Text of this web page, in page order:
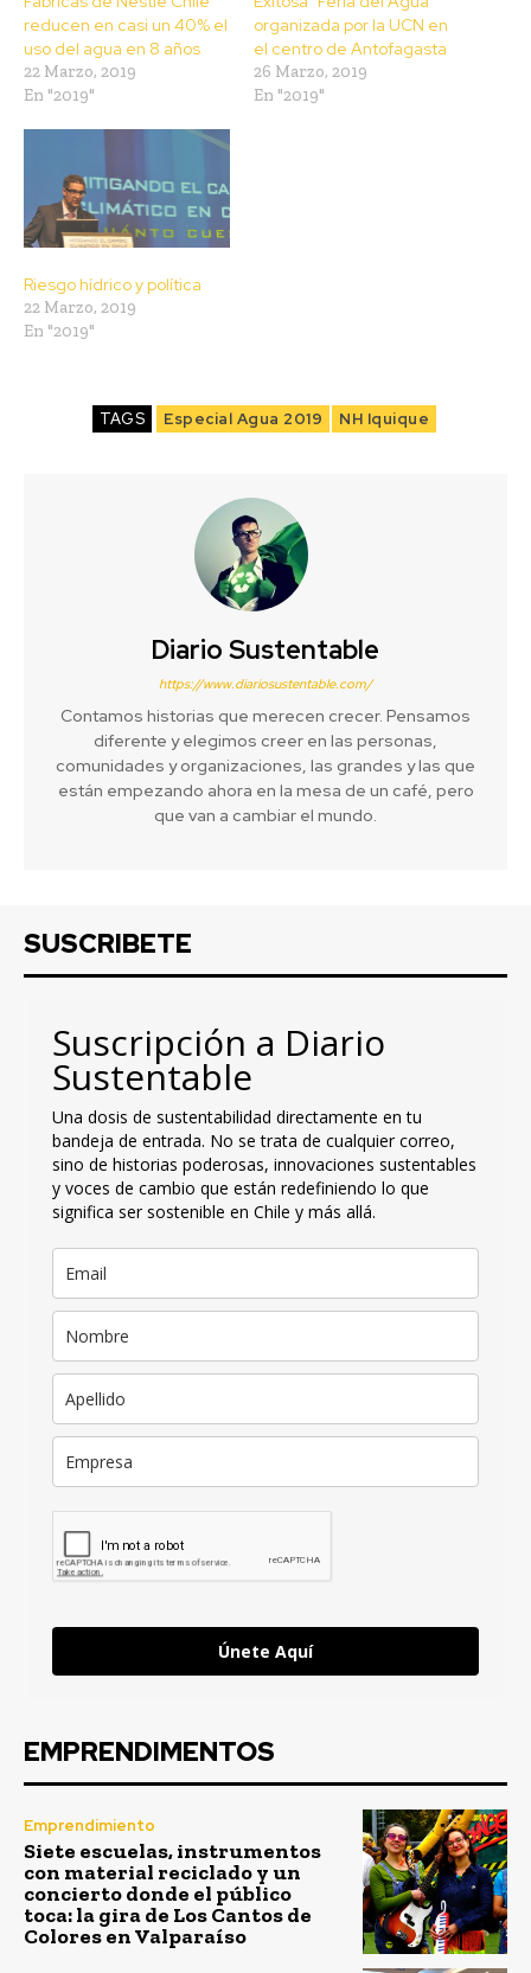
reducen en casi un 40% el
uso del agua en 8 años
22 Marzo, 2019
En "2019"
organizada por la UCN en
el centro de Antofagasta
26 Marzo, 2019
En "2019"
Riesgo hídrico y política
22 Marzo, 2019
En "2019"
TAGS Especial Agua 2019 NH Iquique
Diario Sustentable
https://www.diariosustentable.com/
Contamos historias que merecen crecer. Pensamos
diferente y elegimos creer en las personas,
comunidades y organizaciones, las grandes y las que
están empezando ahora en la mesa de un café, pero
que van a cambiar el mundo.
SUSCRIBETE
Suscripción a Diario
Sustentable
Una dosis de sustentabilidad directamente en tu
bandeja de entrada. No se trata de cualquier correo,
sino de historias poderosas, innovaciones sustentables
y voces de cambio que están redefiniendo lo que
significa ser sostenible en Chile y más allá.
Únete Aquí
EMPRENDIMENTOS
Emprendimiento
Siete escuelas, instrumentos
con material reciclado y un
concierto donde el público
toca: la gira de Los Cantos de
Colores en Valparaíso